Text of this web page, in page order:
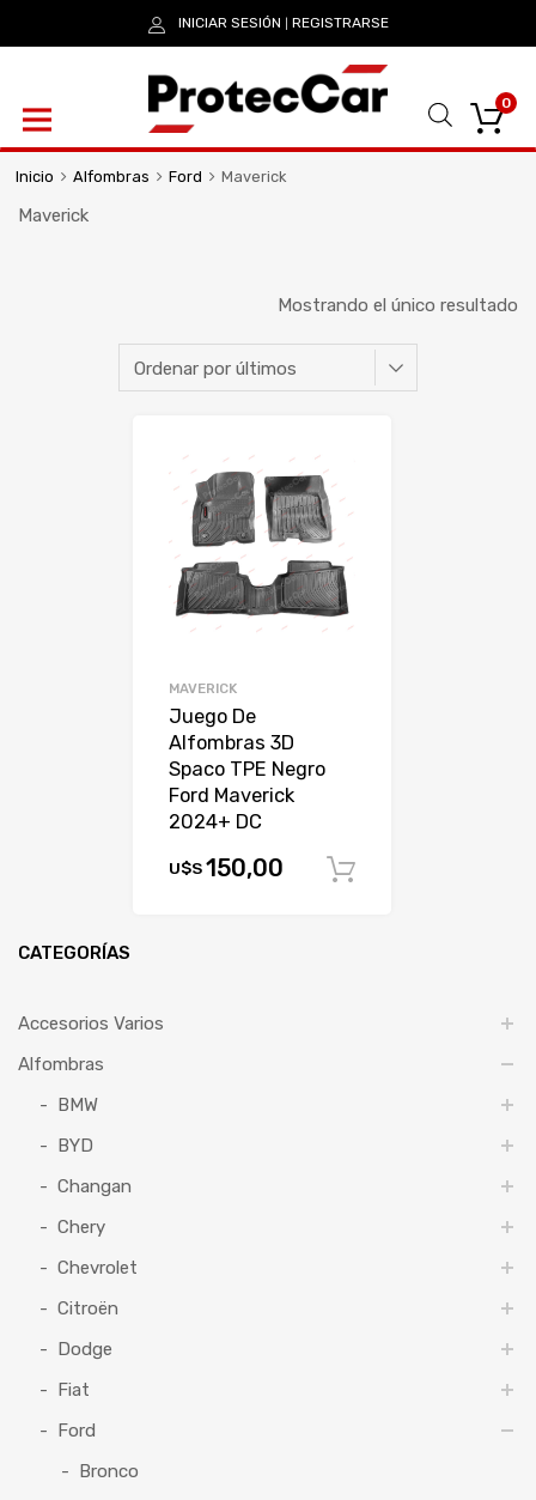
INICIAR SESIÓN REGISTRARSE
0
Inicio Alfombras Ford Maverick
Maverick
Mostrando el único resultado
MAVERICK
Juego De
Alfombras 3D
Spaco TPE Negro
Ford Maverick
2024+ DC
U$S150,00
CATEGORÍAS
Accesorios Varios
Alfombras
BMW
BYD
Changan
Chery
Chevrolet
Citroën
Dodge
Fiat
Ford
Bronco